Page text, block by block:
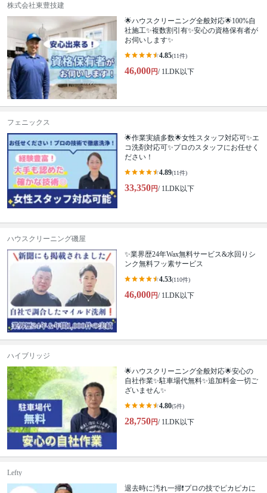
株式会社東豊技建
🌟ハウスクリーニング全般対応🌟100%自
社施工✨複数割引有✨安心の資格保有者が
お伺いします✨
4.85(11件)
46,000円/ 1LDK以下
フェニックス
🌟作業実績多数🌟女性スタッフ対応可✨エ
コ洗剤対応可✨プロのスタッフにお任せく
ださい！
4.89(11件)
33,350円/ 1LDK以下
ハウスクリーニング磯屋
✨業界歴24年Wax無料サービス&水回りシ
ンク無料フッ素サービス
4.53(110件)
46,000円/ 1LDK以下
ハイブリッジ
🌟ハウスクリーニング全般対応🌟安心の
自社作業✨️駐車場代無料✨️追加料金一切ご
ざいません✨
4.80(5件)
28,750円/ 1LDK以下
Lefty
退去時に汚れ一掃❗️プロの技でピカピカに